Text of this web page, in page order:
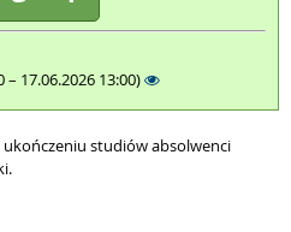
– 17.06.2026 13:00)
studiów absolwenci